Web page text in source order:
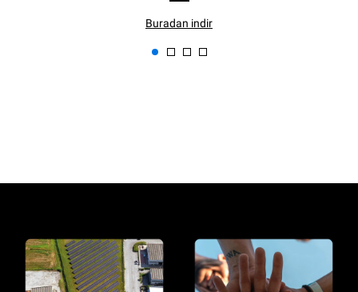
Buradan indir